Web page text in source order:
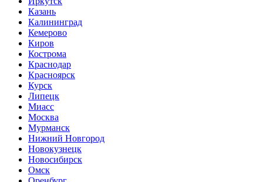
Казань
Калининград
Кемерово
Киров
Кострома
Краснодар
Красноярск
Курск
Липецк
Миасс
Москва
Мурманск
Нижний Новгород
Новокузнецк
Новосибирск
Омск